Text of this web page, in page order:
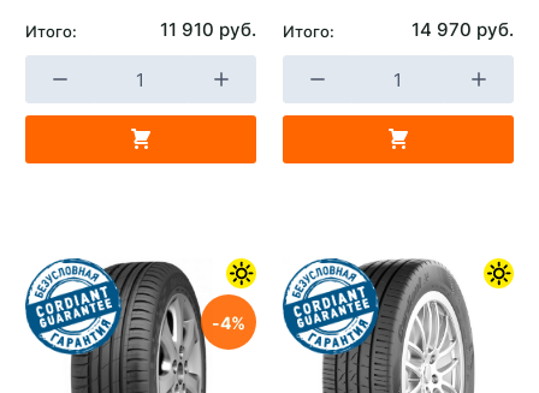
Итого: 11 910 руб. Итого: 14 970 руб.
4